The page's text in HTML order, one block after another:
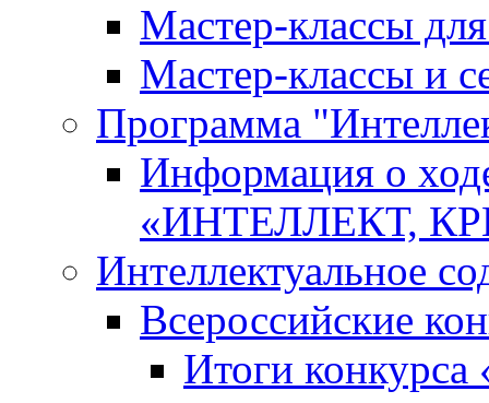
Мастер-классы
Мастер-классы и
Программа
Информация о
«ИНТЕЛЛЕКТ,
Интеллектуальное
Всероссийские
Итоги конкурса